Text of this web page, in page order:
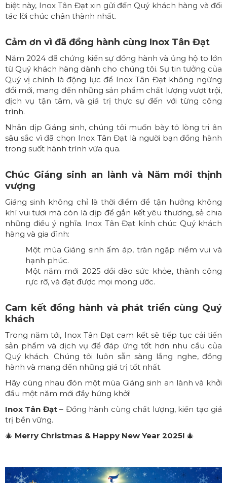
biệt này, Inox Tân Đạt xin gửi đến Quý khách hàng và đối
tác lời chúc chân thành nhất.
Cảm ơn vì đã đồng hành cùng Inox Tân Đạt
Năm 2024 đã chứng kiến sự đồng hành và ủng hộ to lớn
từ Quý khách hàng dành cho chúng tôi. Sự tin tưởng của
Quý vị chính là động lực để Inox Tân Đạt không ngừng
đổi mới, mang đến những sản phẩm chất lượng vượt trội,
dịch vụ tận tâm, và giá trị thực sự đến với từng công
trình.
Nhân dịp Giáng sinh, chúng tôi muốn bày tỏ lòng tri ân
sâu sắc vì đã chọn Inox Tân Đạt là người bạn đồng hành
trong suốt hành trình vừa qua.
Chúc Giáng sinh an lành và Năm mới thịnh
vượng
Giáng sinh không chỉ là thời điểm để tận hưởng không
khí vui tươi mà còn là dịp để gắn kết yêu thương, sẻ chia
những điều ý nghĩa. Inox Tân Đạt kính chúc Quý khách
hàng và gia đình:
Một mùa Giáng sinh ấm áp, tràn ngập niềm vui và
hạnh phúc.
Một năm mới 2025 dồi dào sức khỏe, thành công
rực rỡ, và đạt được mọi mong ước.
Cam kết đồng hành và phát triển cùng Quý
khách
Trong năm tới, Inox Tân Đạt cam kết sẽ tiếp tục cải tiến
sản phẩm và dịch vụ để đáp ứng tốt hơn nhu cầu của
Quý khách. Chúng tôi luôn sẵn sàng lắng nghe, đồng
hành và mang đến những giá trị tốt nhất.
Hãy cùng nhau đón một mùa Giáng sinh an lành và khởi
đầu một năm mới đầy hứng khởi!
Inox Tân Đạt– Đồng hành cùng chất lượng, kiến tạo giá
trị bền vững.
🎄 Merry Christmas & Happy New Year 2025! 🎄